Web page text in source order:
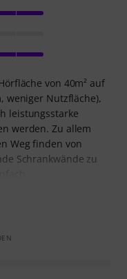
von 40m² auf
weniger Nutzfläche),
leistungsstarke
werden. Zu allem
Weg finden von
Schrankwände zu